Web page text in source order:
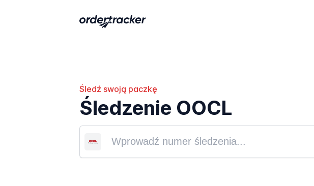
Śledź swoją paczkę
Śledzenie OOCL